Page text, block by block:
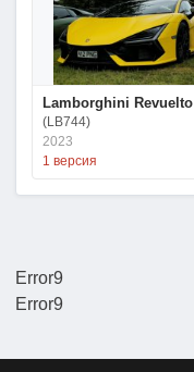
Error9
Lamborghini Revuelto
(LB744)
2023
1 версия
Error9